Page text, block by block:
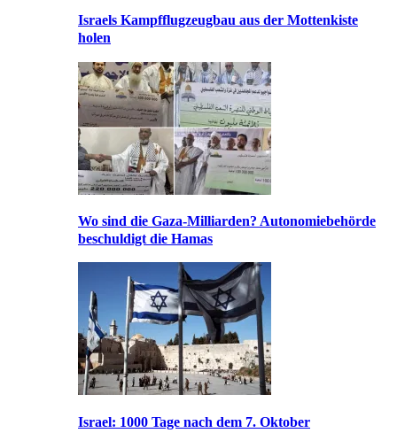
Israels Kampfflugzeugbau aus der Mottenkiste
holen
Wo sind die Gaza-Milliarden? Autonomiebehörde
beschuldigt die Hamas
Israel: 1000 Tage nach dem 7. Oktober